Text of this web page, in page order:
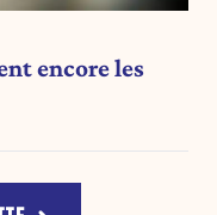
encore les